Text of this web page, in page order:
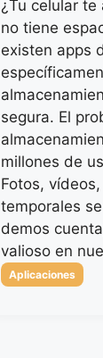
¿Tu celular
no tiene
existen apps
segura. El
millones de
Fotos,
temporales
demos
valioso en
Categorías
Aplicaciones